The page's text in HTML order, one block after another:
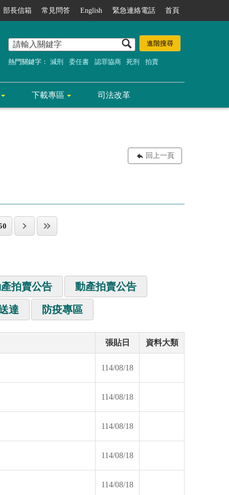
部長信箱 常見問答 English 緊急連絡電話 首頁
熱門關鍵字： 減刑 委任書 認罪協商 死刑 拍賣
下載專區 司法改革
回上一頁
拍賣公告 動產拍賣公告
達 防疫專區
張貼日 資料大類
114/08/18
114/08/18
114/08/18
114/08/18
114/08/18